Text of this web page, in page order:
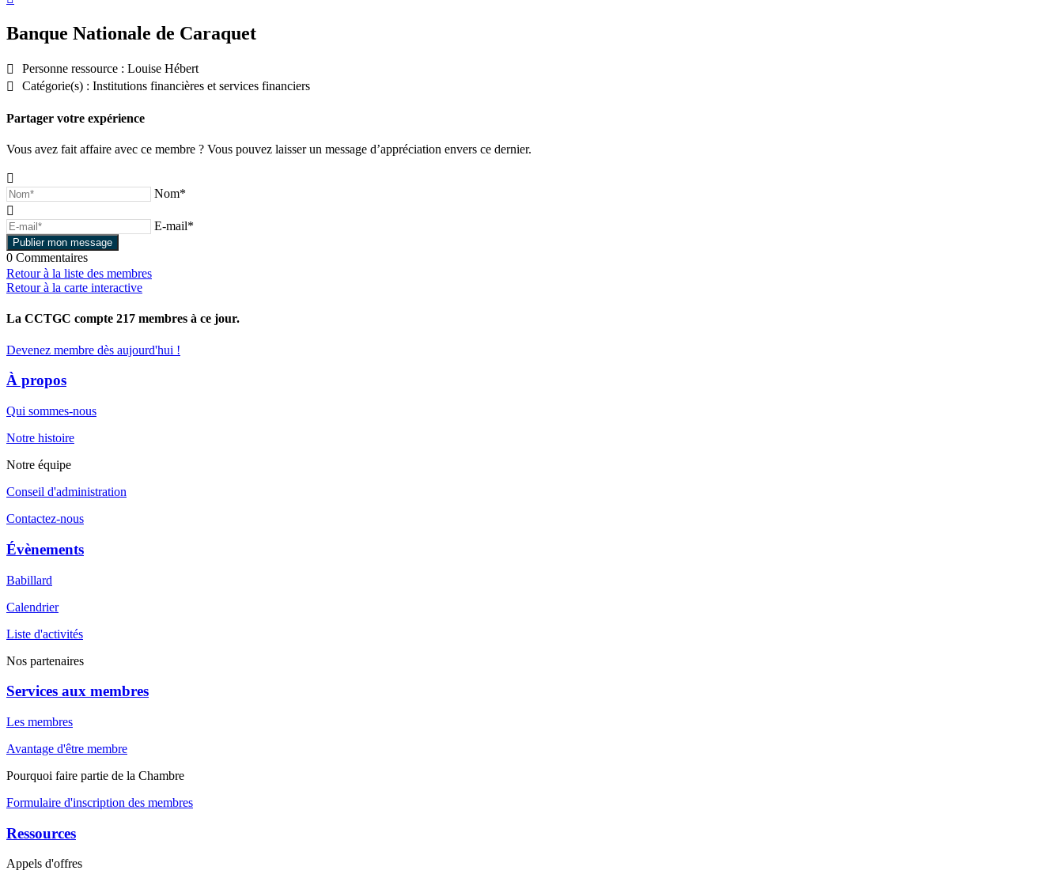
Banque Nationale de Caraquet
Personne ressource : Louise Hébert
Catégorie(s) : Institutions financières et services financiers
Partager votre expérience
Vous avez fait affaire avec ce membre ? Vous pouvez laisser un message d’appréciation envers ce dernier.
Nom*
E-mail*
0 Commentaires
Retour à la liste des membres
Retour à la carte interactive
La CCTGC compte 217 membres à ce jour.
Devenez membre dès aujourd'hui !
À propos
Qui sommes-nous
Notre histoire
Notre équipe
Conseil d'administration
Contactez-nous
Évènements
Babillard
Calendrier
Liste d'activités
Nos partenaires
Services aux membres
Les membres
Avantage d'être membre
Pourquoi faire partie de la Chambre
Formulaire d'inscription des membres
Ressources
Appels d'offres